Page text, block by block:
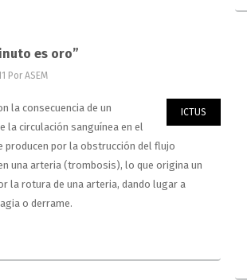
es oro”
Por ASEM
ICTUS
la consecuencia de un
la circulación sanguínea en el
producen por la obstrucción del flujo
una arteria (trombosis), lo que origina un
la rotura de una arteria, dando lugar a
o derrame.